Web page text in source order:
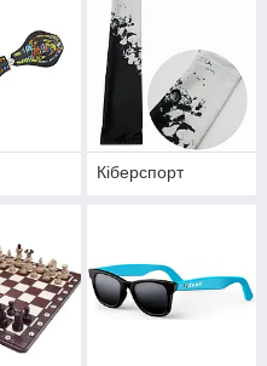
Кіберспорт